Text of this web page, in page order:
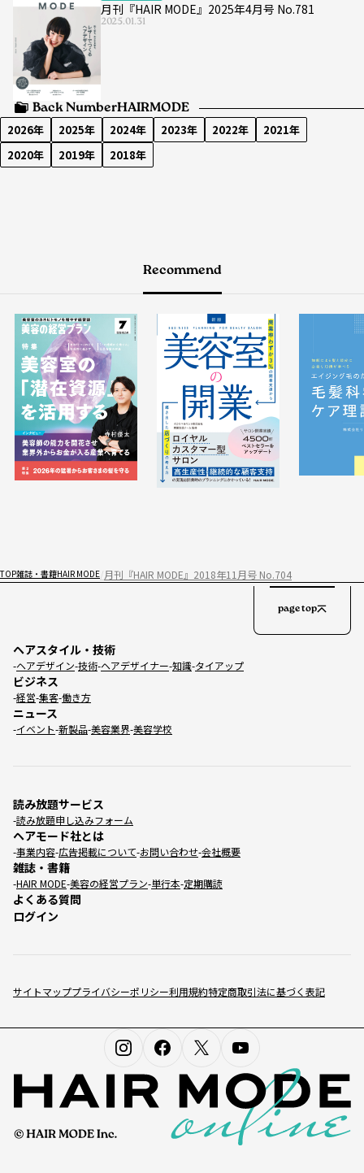
月刊『HAIR MODE』2025年4月号 No.781
2025.01.31
Back NumberHAIRMODE
2026年 2025年 2024年 2023年 2022年
2021年
2020年
2019年 2018年
Recommend
TOP雑誌・書籍HAIR MODE 月刊『HAIR MODE』2018年11月号 No.704
サイトマッププライバシーポリシー利用規約特定商取引法に基づく表記
ヘアスタイル・技術
ヘアデザイン 技術 ヘアデザイナー 知識 タイアップ
ビジネス
経営 集客 働き方
ニュース
イベント 新製品 美容業界 美容学校
読み放題サービス
読み放題申し込みフォーム
ヘアモード社とは
事業内容 広告掲載について お問い合わせ 会社概要
雑誌・書籍
HAIR MODE 美容の経営プラン 単行本 定期購読
よくある質問
ログイン
page top